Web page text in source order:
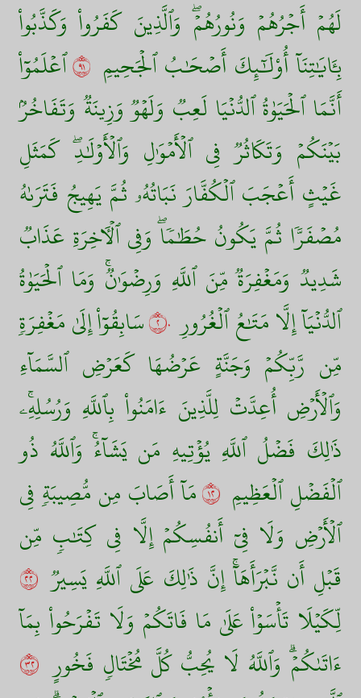
لَهُمۡ أَجۡرُهُمۡ وَنُورُهُمۡۖ وَٱلَّذِينَ كَفَرُواْ وَكَذَّبُواْ
بِـَٔايَٰتِنَآ أُوْلَٰٓئِكَ أَصۡحَٰبُ ٱلۡجَحِيمِ ١٩ٱعۡلَمُوٓاْ
أَنَّمَا ٱلۡحَيَوٰةُ ٱلدُّنۡيَا لَعِبٞ وَلَهۡوٞ وَزِينَةٞ وَتَفَاخُرُۢ
بَيۡنَكُمۡ وَتَكَاثُرٞ فِي ٱلۡأَمۡوَٰلِ وَٱلۡأَوۡلَٰدِۖ كَمَثَلِ
غَيۡثٍ أَعۡجَبَ ٱلۡكُفَّارَ نَبَاتُهُۥ ثُمَّ يَهِيجُ فَتَرَىٰهُ
مُصۡفَرّٗا ثُمَّ يَكُونُ حُطَٰمٗاۖ وَفِي ٱلۡأٓخِرَةِ عَذَابٞ
شَدِيدٞ وَمَغۡفِرَةٞ مِّنَ ٱللَّهِ وَرِضۡوَٰنٞۚ وَمَا ٱلۡحَيَوٰةُ
ٱلدُّنۡيَآ إِلَّا مَتَٰعُ ٱلۡغُرُورِ ٢٠سَابِقُوٓاْ إِلَىٰ مَغۡفِرَةٖ
مِّن رَّبِّكُمۡ وَجَنَّةٍ عَرۡضُهَا كَعَرۡضِ ٱلسَّمَآءِ
وَٱلۡأَرۡضِ أُعِدَّتۡ لِلَّذِينَ ءَامَنُواْ بِٱللَّهِ وَرُسُلِهِۦۚ
ذَٰلِكَ فَضۡلُ ٱللَّهِ يُؤۡتِيهِ مَن يَشَآءُۚ وَٱللَّهُ ذُو
ٱلۡفَضۡلِ ٱلۡعَظِيمِ ٢١مَآ أَصَابَ مِن مُّصِيبَةٖ فِي
ٱلۡأَرۡضِ وَلَا فِيٓ أَنفُسِكُمۡ إِلَّا فِي كِتَٰبٖ مِّن
قَبۡلِ أَن نَّبۡرَأَهَآۚ إِنَّ ذَٰلِكَ عَلَى ٱللَّهِ يَسِيرٞ ٢٢
لِّكَيۡلَا تَأۡسَوۡاْ عَلَىٰ مَا فَاتَكُمۡ وَلَا تَفۡرَحُواْ بِمَآ
ءَاتَىٰكُمۡۗ وَٱللَّهُ لَا يُحِبُّ كُلَّ مُخۡتَالٖ فَخُورٍ ٢٣